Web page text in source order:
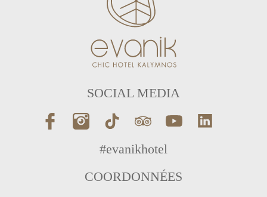
SOCIAL MEDIA
#evanikhotel
COORDONNÉES